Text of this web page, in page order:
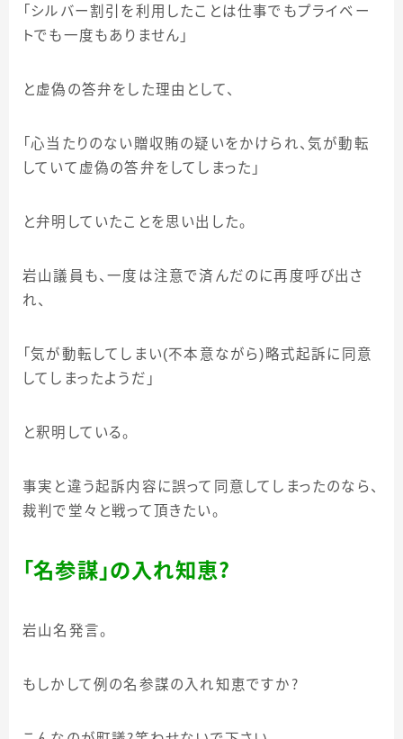
「シルバー割引を利用したことは仕事でもプライベー
トでも一度もありません」
と虚偽の答弁をした理由として、
「心当たりのない贈収賄の疑いをかけられ、気が動転
していて虚偽の答弁をしてしまった」
と弁明していたことを思い出した。
岩山議員も、一度は注意で済んだのに再度呼び出さ
れ、
「気が動転してしまい(不本意ながら) 略式起訴に同意
してしまったようだ」
と釈明している。
事実と違う起訴内容に誤って同意してしまったのなら、
裁判で堂々と戦って頂きたい。
「名参謀」の入れ知恵？
岩山名発言。
もしかして例の名参謀の入れ知恵ですか？